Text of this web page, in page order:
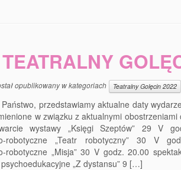
TEATRALNY
opublikowany w kategoriach Teatralny Golęcin 2022
przedstawiamy aktualne daty
w związku z aktualnymi obostrzeniami
wystawy „Księgi Szeptów” 29 V
robotyczne „Teatr robotyczny” 30 V
robotyczne „Misja” 30 V godz. 20.00
„Z dystansu” 9 […]